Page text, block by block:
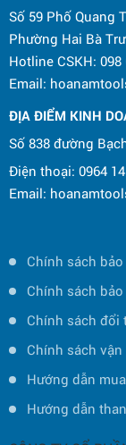
Số 59 Phố Quang
Phường Hai Bà
Hotline CSKH: 098
Email:
ĐỊA ĐIỂM KINH
Số 838 đường
Điện thoại: 0964
Email:
Chính sách
Chính sách
Chính sách đổi
Chính sách
Hướng dẫn
Hướng dẫn